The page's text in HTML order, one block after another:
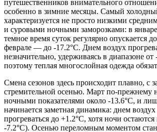
путешественников внимательного
особенно в зимние месяцы. Самый
характеризуется не просто низкими
и суровыми ночными заморозками: в
темное время суток регулярно опускается
феврале — до -17.2°C. Днем воздух
незначительно, удерживаясь в диапазоне от
поэтому теплая многослойная одежда
Смена сезонов здесь происходит плавно, с
стремительной осенью. Март по-прежнему
ночными показателями около -13.6°C, и
начинается заметная динамика: днем
прогреваться до +1.2°C, хотя ночи
-7.2°C). Осенью переломным моментом